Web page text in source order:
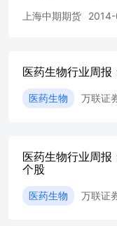
上海中期期货
医药生物行业周报
医药生物 万联证
医药生物行业周报
个股
医药生物 万联证